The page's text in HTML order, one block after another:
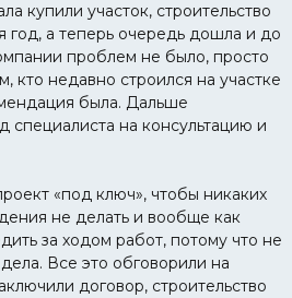
купили участок, строительство
год, а теперь очередь дошла и до
проблем не было, просто
кто недавно строился на участке
была. Дальше
специалиста на консультацию и
«под ключ», чтобы никаких
не делать и вообще как
за ходом работ, потому что не
Все это обговорили на
договор, строительство